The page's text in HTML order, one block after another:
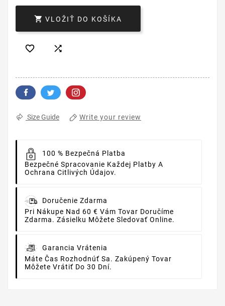
 VLOŽIŤ DO KOŠÍKA
 
Size Guide Write your review
100 % Bezpečná Platba
Bezpečné Spracovanie Každej Platby A
Ochrana Citlivých Údajov.
Doručenie Zdarma
Pri Nákupe Nad 60 € Vám Tovar Doručíme
Zdarma. Zásielku Môžete Sledovať Online.
Garancia Vrátenia
Máte Čas Rozhodnúť Sa. Zakúpený Tovar
Môžete Vrátiť Do 30 Dní.